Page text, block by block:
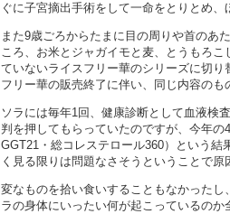
ぐに子宮摘出手術をして一命をとりとめ、
また9歳ごろからたまに目の周りや首のあ
ころ、お米とジャガイモと麦、とうもろ
ていないライスフリー華のシリーズに切
フリー華の販売終了に伴い、同じ内容の
ソラには毎年1回、健康診断として血液検
判を押してもらっていたのですが、今年
GGT21・総コレステロール360）という
く見る限りは問題なさそうということで原
変なものを拾い食いすることもなかった
ラの身体にいったい何が起こっているの